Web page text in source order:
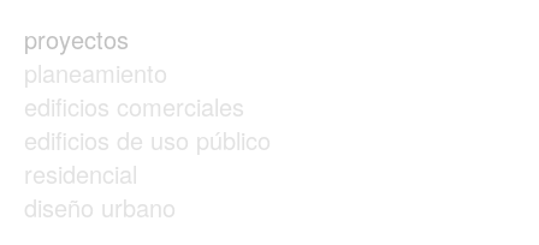
proyectos
planeamiento
edificios comerciales
edificios de uso público
residencial
diseño urbano